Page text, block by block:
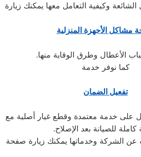
وكيفية التعامل معها يمكنك زيارة
مشاكل الأجهزة المنزلية
الأعطال وطرق الوقاية منها.
كما نوفر خدمة
تفعيل الضمان
على خدمة معتمدة وقطع غيار أصلية مع
كاملة للصيانة بعد الإصلاح.
عن الشركة وخدماتها يمكنك زيارة صفحة